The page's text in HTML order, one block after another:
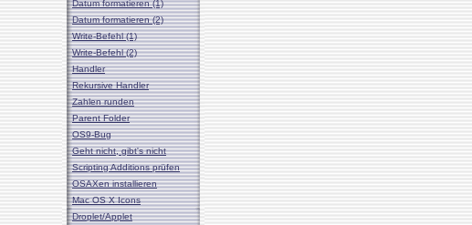
Datum formatieren (1)
Datum formatieren (2)
Write-Befehl (1)
Write-Befehl (2)
Handler
Rekursive Handler
Zahlen runden
Parent Folder
OS9-Bug
Geht nicht, gibt's nicht
Scripting Additions prüfen
OSAXen installieren
Mac OS X Icons
Droplet/Applet